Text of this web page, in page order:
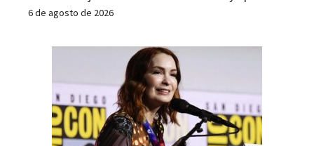
6 de agosto de 2026